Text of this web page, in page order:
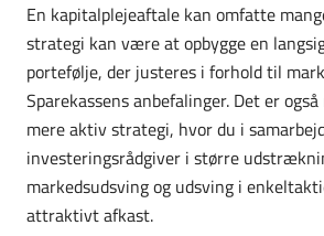
En kapitalplejeaftale kan omfatte
strategi kan være at opbygge en
portefølje, der justeres i forhold til
Sparekassens anbefalinger. Det er
mere aktiv strategi, hvor du i
investeringsrådgiver i større
markedsudsving og udsving i
attraktivt afkast.